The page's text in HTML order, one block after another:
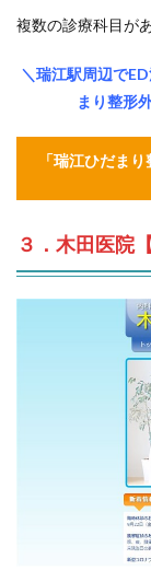
複数の診療科目が
＼瑞江駅周辺で
まり整形
「瑞江ひだま
３．木田医院